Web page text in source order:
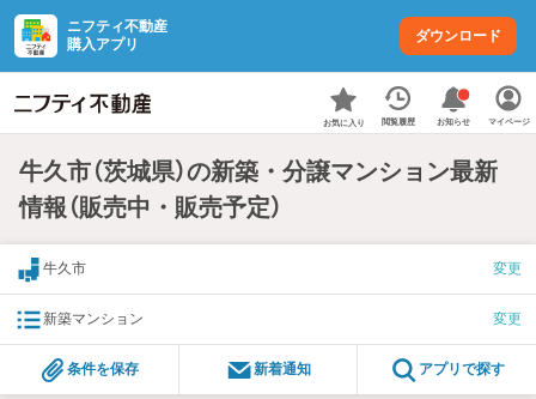
ニフティ不動産
購入アプリ
ダウンロード
お気に入り 閲覧履歴 お知らせ マイページ
牛久市（茨城県）の新築・分譲マンション最新
情報（販売中・販売予定）
牛久市 変更
新築マンション 変更
条件を保存 新着通知 アプリで探す